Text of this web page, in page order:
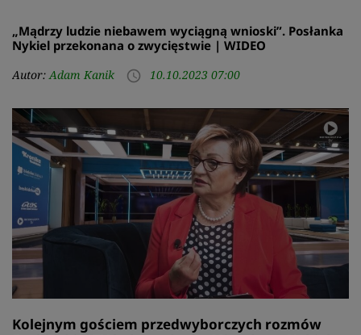
„Mądrzy ludzie niebawem wyciągną wnioski”. Posłanka
Nykiel przekonana o zwycięstwie | WIDEO
Autor:Adam Kanik access_time 10.10.2023 07:00
Kolejnym gościem przedwyborczych rozmów